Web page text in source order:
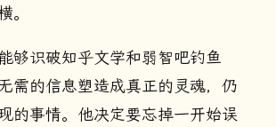
够识破知乎文学和弱智吧钓鱼
需的信息塑造成真正的灵魂，仍
的事情。他决定要忘掉一开始误